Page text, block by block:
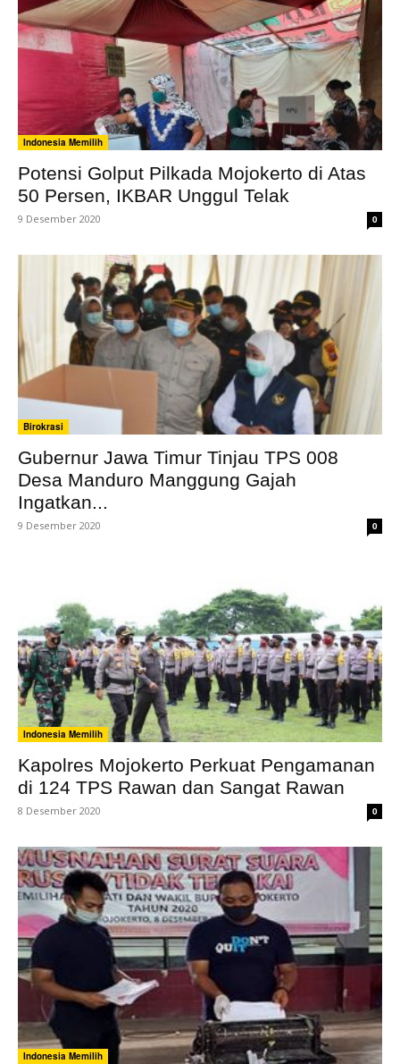
Indonesia Memilih
Potensi Golput Pilkada Mojokerto di Atas
50 Persen, IKBAR Unggul Telak
9 Desember 2020 0
Birokrasi
Gubernur Jawa Timur Tinjau TPS 008
Desa Manduro Manggung Gajah
Ingatkan...
9 Desember 2020 0
Indonesia Memilih
Kapolres Mojokerto Perkuat Pengamanan
di 124 TPS Rawan dan Sangat Rawan
8 Desember 2020 0
Indonesia Memilih